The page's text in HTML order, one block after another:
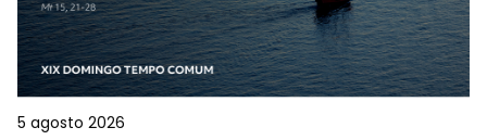
5 agosto 2026